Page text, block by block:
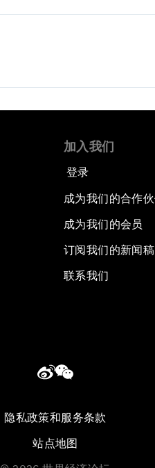
加入我们
登录
成为我们的合作
成为我们的会员
订阅我们的新闻稿
联系我们
隐私政策和服务条款
站点地图